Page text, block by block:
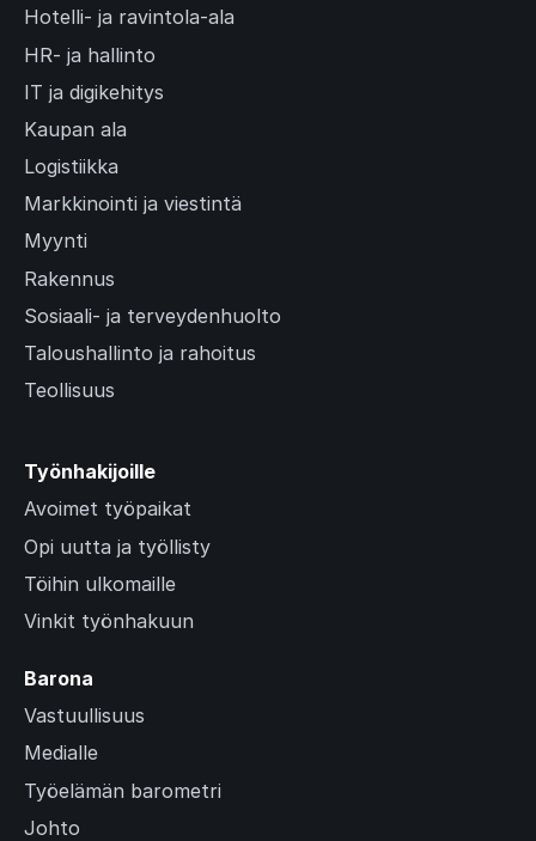
Hotelli- ja ravintola-ala
HR- ja hallinto
IT ja digikehitys
Kaupan ala
Logistiikka
Markkinointi ja viestintä
Myynti
Rakennus
Sosiaali- ja terveydenhuolto
Taloushallinto ja rahoitus
Teollisuus
Työnhakijoille
Avoimet työpaikat
Opi uutta ja työllisty
Töihin ulkomaille
Vinkit työnhakuun
Barona
Vastuullisuus
Medialle
Työelämän barometri
Johto